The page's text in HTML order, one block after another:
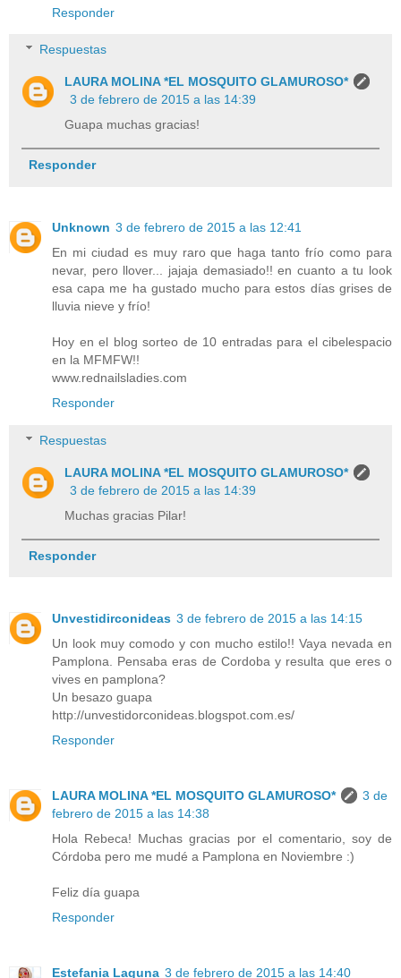
Responder
Respuestas
LAURA MOLINA *EL MOSQUITO GLAMUROSO*
3 de febrero de 2015 a las 14:39
Guapa muchas gracias!
Responder
Unknown 3 de febrero de 2015 a las 12:41
En mi ciudad es muy raro que haga tanto frío como para
nevar, pero llover... jajaja demasiado!! en cuanto a tu look
esa capa me ha gustado mucho para estos días grises de
lluvia nieve y frío!
Hoy en el blog sorteo de 10 entradas para el cibelespacio
en la MFMFW!!
www.rednailsladies.com
Responder
Respuestas
LAURA MOLINA *EL MOSQUITO GLAMUROSO*
3 de febrero de 2015 a las 14:39
Muchas gracias Pilar!
Responder
Unvestidirconideas 3 de febrero de 2015 a las 14:15
Un look muy comodo y con mucho estilo!! Vaya nevada en
Pamplona. Pensaba eras de Cordoba y resulta que eres o
vives en pamplona?
Un besazo guapa
http://unvestidorconideas.blogspot.com.es/
Responder
LAURA MOLINA *EL MOSQUITO GLAMUROSO*
3 de
febrero de 2015 a las 14:38
Hola Rebeca! Muchas gracias por el comentario, soy de
Córdoba pero me mudé a Pamplona en Noviembre :)
Feliz día guapa
Responder
Estefania Laguna 3 de febrero de 2015 a las 14:40